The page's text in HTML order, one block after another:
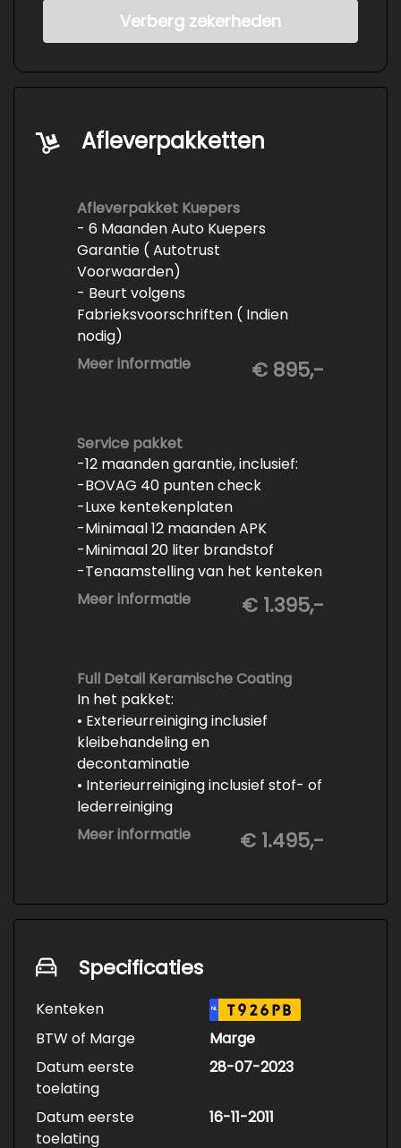
Verberg zekerheden
Afleverpakketten
Afleverpakket Kuepers
- 6 Maanden Auto Kuepers
Garantie ( Autotrust
Voorwaarden)
- Beurt volgens
Fabrieksvoorschriften ( Indien
nodig)
- Minimaal 6 maanden APK
- Minimaal 3 mm banden profiel
vrijwaren
- Volledige inspectie
- Poetsen binnen en buiten
Meer informatie € 895,-
Service pakket
-12 maanden garantie, inclusief:
-BOVAG 40 punten check
-Luxe kentekenplaten
-Minimaal 12 maanden APK
-Minimaal 20 liter brandstof
-Tenaamstelling van het kenteken
-Vrijwaren van de inruilauto
polijsten
Meer informatie € 1.395,-
Full Detail Keramische Coating
In het pakket:
• Exterieurreiniging inclusief
kleibehandeling en
decontaminatie
• Interieurreiniging inclusief stof- of
lederreiniging
• 3-staps lakcorrectie
• Keramische Coating (+/- 5 jaar)
Meer informatie € 1.495,-
Specificaties
Kenteken NL T926PB
BTW of Marge
Marge
Datum eerste
toelating
28-07-2023
Datum eerste
toelating
16-11-2011